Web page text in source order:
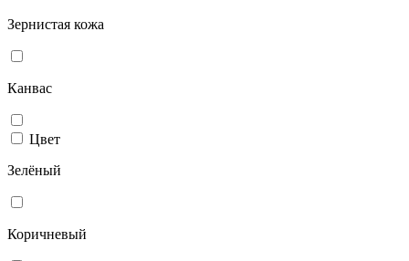
Зернистая кожа
Канвас
Цвет
Зелёный
Коричневый